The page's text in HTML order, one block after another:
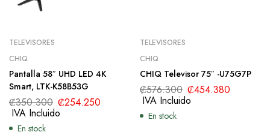
TELEVISORES
CHIQ
Pantalla 58″ UHD LED 4K
Smart, LTK-K58B53G
₡350.300 ₡254.250
IVA Incluido
En stock
TELEVISORES
CHIQ
CHIQ Televisor 75″ -U75G7P
₡576.300 ₡454.380
IVA Incluido
En stock